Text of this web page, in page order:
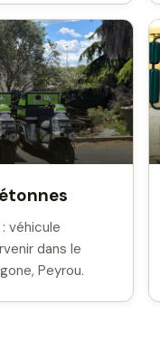
véhicule
dans le
Peyrou.